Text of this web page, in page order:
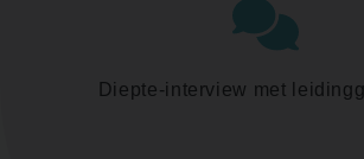
Diepte-interview met